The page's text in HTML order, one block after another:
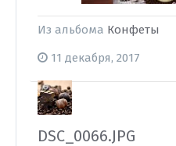
Из альбома Конфеты
11 декабря, 2017
DSC_0066.JPG